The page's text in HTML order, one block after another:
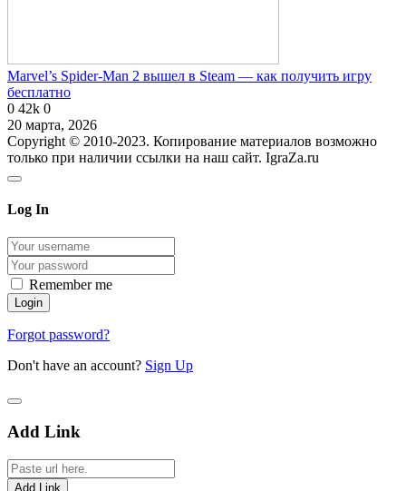
Marvel’s Spider-Man 2 вышел в Steam — как получить игру
бесплатно
0 42k 0
20 марта, 2026
Copyright © 2010-2023. Копирование материалов возможно
только при наличии ссылки на наш сайт. IgraZa.ru
Log In
Remember me
Forgot password?
Don't have an account? Sign Up
Add Link
Add Link